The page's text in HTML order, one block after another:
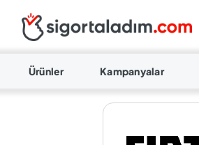
Ürünler Kampanyalar